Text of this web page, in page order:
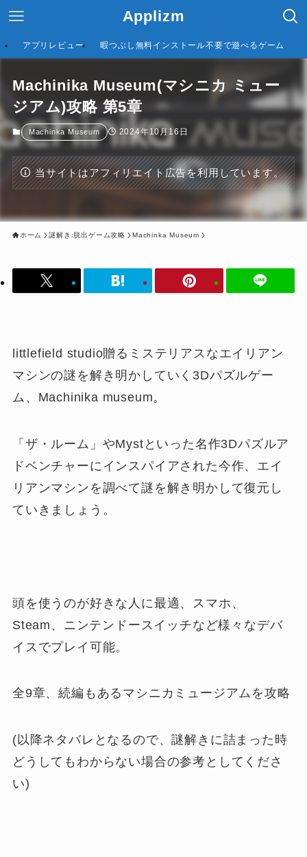
Applizm
アプリレビュー 暇つぶし無料インストール不要で遊べるゲーム
Machinika Museum(マシニカ ミュー
ジアム)攻略 第5章
Machinka Museum 2024年10月16日
当サイトはアフィリエイト広告を利用しています。
ホーム 謎解き:脱出ゲーム攻略 Machinka Museum
littlefield studio贈るミステリアスなエイリアン
マシンの謎を解き明かしていく3Dパズルゲー
ム、Machinika museum。
「ザ・ルーム」やMystといった名作3Dパズルア
ドベンチャーにインスパイアされた今作、エイ
リアンマシンを調べて謎を解き明かして復元し
ていきましょう。
頭を使うのが好きな人に最適、スマホ、
Steam、ニンテンドースイッチなど様々なデバ
イスでプレイ可能。
全9章、続編もあるマシニカミュージアムを攻略
(以降ネタバレとなるので、謎解きに詰まった時
どうしてもわからない場合の参考としてくださ
い)